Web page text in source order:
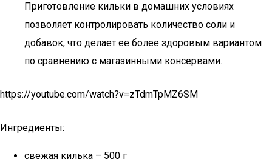
Приготовление кильки в домашних условиях
позволяет контролировать количество соли и
добавок, что делает ее более здоровым вариантом
по сравнению с магазинными консервами.
https://youtube.com/watch?v=zTdmTpMZ6SM
Ингредиенты:
свежая килька – 500 г